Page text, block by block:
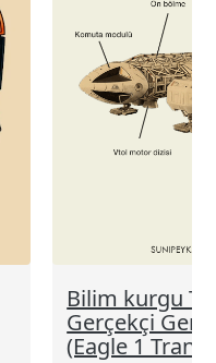
Bilim kurgu
Gerçekçi
(Eagle 1